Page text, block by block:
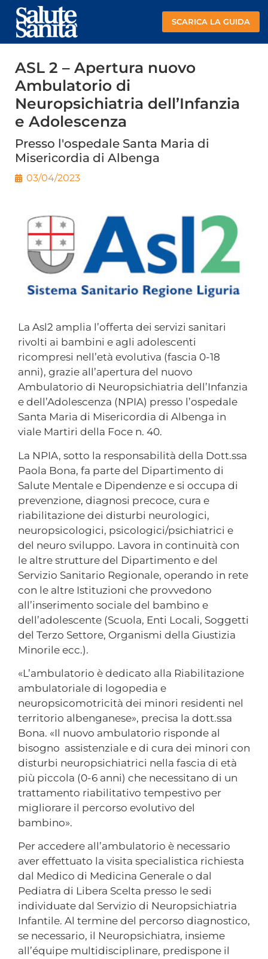
SCARICA LA GUIDA
ASL 2 – Apertura nuovo
Ambulatorio di
Neuropsichiatria dell’Infanzia
e Adolescenza
Presso l'ospedale Santa Maria di
Misericordia di Albenga
03/04/2023
La Asl2 amplia l’offerta dei servizi sanitari
rivolti ai bambini e agli adolescenti
ricompresi nell’età evolutiva (fascia 0-18
anni), grazie all’apertura del nuovo
Ambulatorio di Neuropsichiatria dell’Infanzia
e dell’Adolescenza (NPIA) presso l’ospedale
Santa Maria di Misericordia di Albenga in
viale Martiri della Foce n. 40.
La NPIA, sotto la responsabilità della Dott.ssa
Paola Bona, fa parte del Dipartimento di
Salute Mentale e Dipendenze e si occupa di
prevenzione, diagnosi precoce, cura e
riabilitazione dei disturbi neurologici,
neuropsicologici, psicologici/psichiatrici e
del neuro sviluppo. Lavora in continuità con
le altre strutture del Dipartimento e del
Servizio Sanitario Regionale, operando in rete
con le altre Istituzioni che provvedono
all’inserimento sociale del bambino e
dell’adolescente (Scuola, Enti Locali, Soggetti
del Terzo Settore, Organismi della Giustizia
Minorile ecc.).
«L’ambulatorio è dedicato alla Riabilitazione
ambulatoriale di logopedia e
neuropsicomotricità dei minori residenti nel
territorio albenganese», precisa la dott.ssa
Bona. «Il nuovo ambulatorio risponde al
bisogno assistenziale e di cura dei minori con
disturbi neuropsichiatrici nella fascia di età
più piccola (0-6 anni) che necessitano di un
trattamento riabilitativo tempestivo per
migliorare il percorso evolutivo del
bambino».
Per accedere all’ambulatorio è necessario
aver effettuato la visita specialistica richiesta
dal Medico di Medicina Generale o dal
Pediatra di Libera Scelta presso le sedi
individuate dal Servizio di Neuropsichiatria
Infantile. Al termine del percorso diagnostico,
se necessario, il Neuropsichiatra, insieme
all’équipe multidisciplinare, predispone il